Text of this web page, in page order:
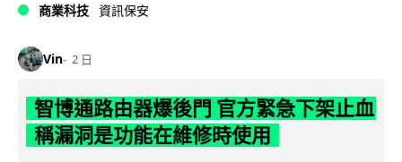
商業科技 資訊保安
Vin 2 日
智博通路由器爆後門 官方緊急下架止血
稱漏洞是功能在維修時使用